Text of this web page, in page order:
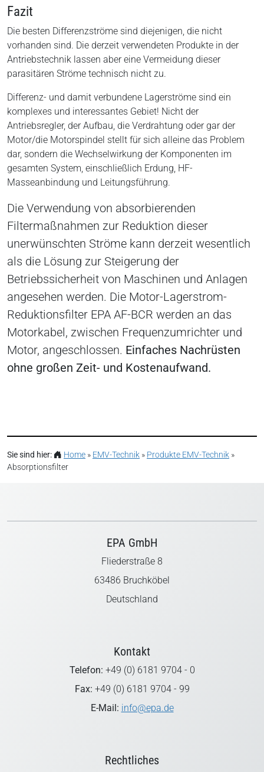
Fazit
Die besten Differenzströme sind diejenigen, die nicht
vorhanden sind. Die derzeit verwendeten Produkte in der
Antriebstechnik lassen aber eine Vermeidung dieser
parasitären Ströme technisch nicht zu.
Differenz- und damit verbundene Lagerströme sind ein
komplexes und interessantes Gebiet! Nicht der
Antriebsregler, der Aufbau, die Verdrahtung oder gar der
Motor/die Motorspindel stellt für sich alleine das Problem
dar, sondern die Wechselwirkung der Komponenten im
gesamten System, einschließlich Erdung, HF-
Masseanbindung und Leitungsführung.
Die Verwendung von absorbierenden
Filtermaßnahmen zur Reduktion dieser
unerwünschten Ströme kann derzeit wesentlich
als die Lösung zur Steigerung der
Betriebssicherheit von Maschinen und Anlagen
angesehen werden. Die Motor-Lagerstrom-
Reduktionsfilter EPA AF-BCR werden an das
Motorkabel, zwischen Frequenzumrichter und
Motor, angeschlossen. Einfaches Nachrüsten
ohne großen Zeit- und Kostenaufwand.
Sie sind hier: Home » EMV-Technik » Produkte EMV-Technik »
Absorptionsfilter
EPA GmbH
Fliederstraße 8
63486 Bruchköbel
Deutschland
Kontakt
Telefon: +49 (0) 6181 9704 - 0
Fax: +49 (0) 6181 9704 - 99
E-Mail: info@epa.de
Rechtliches